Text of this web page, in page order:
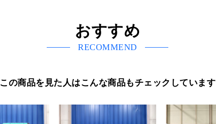
おすすめ
RECOMMEND
この商品を見た人はこんな商品もチェックしています